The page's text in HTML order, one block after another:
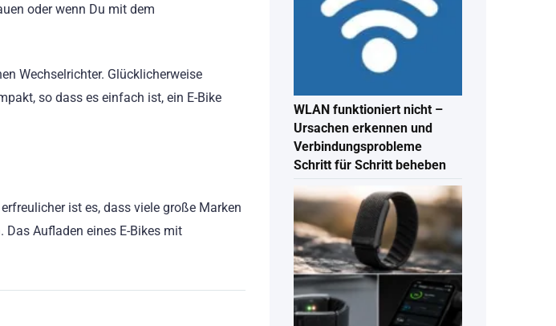
oder wenn Du mit dem
Wechselrichter. Glücklicherweise
so dass es einfach ist, ein E-Bike
ist es, dass viele große Marken
Aufladen eines E-Bikes mit
WLAN funktioniert nicht –
Ursachen erkennen und
Verbindungsprobleme
Schritt für Schritt beheben